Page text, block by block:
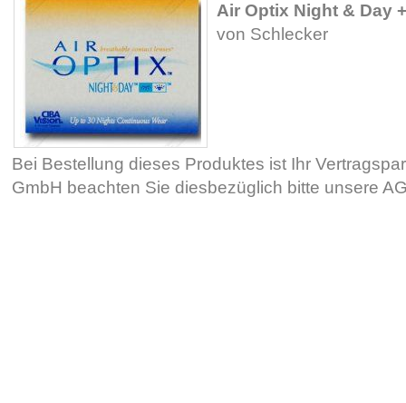
Air Optix Night & Day
von Schlecker
Bei Bestellung dieses Produktes ist Ihr
GmbH beachten Sie diesbezüglich bitte unsere